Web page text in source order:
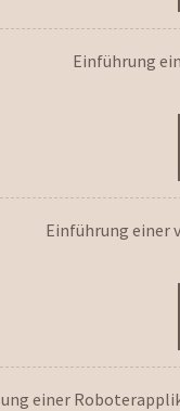
Einführung
Einführung einer
einer